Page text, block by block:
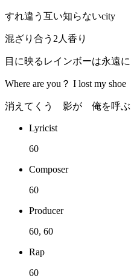
すれ違う互い知らないcity
混ざり合う2人香り
目に映るレインボーは永遠に
Where are you？ I lost my shoe
消えてくう 影が 俺を呼ぶ
Lyricist
60
Composer
60
Producer
60, 60
Rap
60